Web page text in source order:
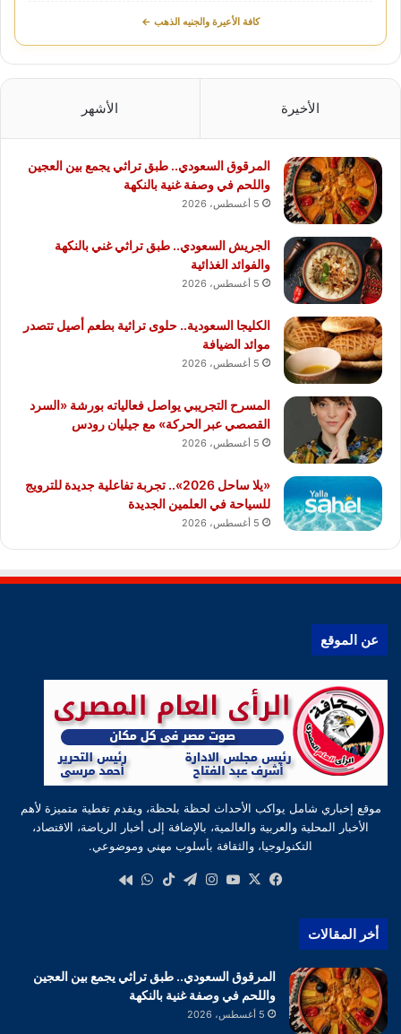
كافة الأعيرة والجنيه الذهب ←
الأخيرة الأشهر
المرقوق السعودي.. طبق تراثي يجمع بين العجين
واللحم في وصفة غنية بالنكهة
5 أغسطس، 2026
الجريش السعودي.. طبق تراثي غني بالنكهة
والفوائد الغذائية
5 أغسطس، 2026
الكليجا السعودية.. حلوى تراثية بطعم أصيل تتصدر
موائد الضيافة
5 أغسطس، 2026
المسرح التجريبي يواصل فعالياته بورشة «السرد
القصصي عبر الحركة» مع جيليان رودس
5 أغسطس، 2026
«يلا ساحل 2026».. تجربة تفاعلية جديدة للترويج
للسياحة في العلمين الجديدة
5 أغسطس، 2026
عن الموقع
موقع إخباري شامل يواكب الأحداث لحظة بلحظة، ويقدم تغطية متميزة لأهم
الأخبار المحلية والعربية والعالمية، بالإضافة إلى أخبار الرياضة، الاقتصاد،
التكنولوجيا، والثقافة بأسلوب مهني وموضوعي.
فيسبوك
‫X
‫YouTube
انستقرام
تيلقرام‫TikTokواتساب
أخر المقالات
المرقوق السعودي.. طبق تراثي يجمع بين العجين
واللحم في وصفة غنية بالنكهة
5 أغسطس، 2026